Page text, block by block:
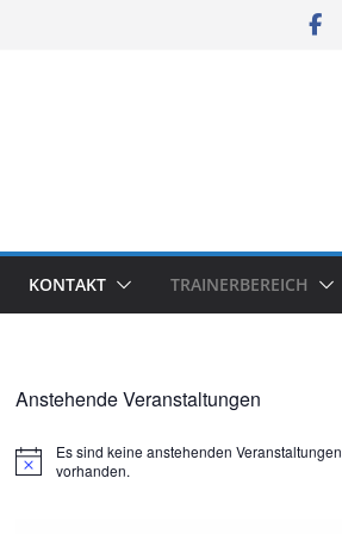
KONTAKT TRAINERBEREICH
Anstehende Veranstaltungen
H
Es sind keine anstehenden Veranstaltungen
vorhanden.